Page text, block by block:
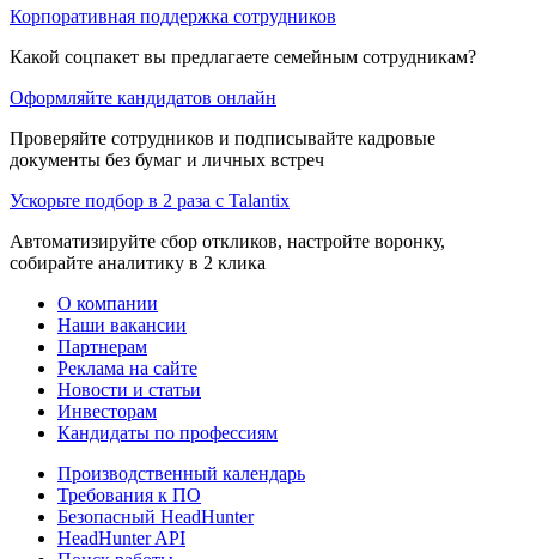
Корпоративная поддержка сотрудников
Какой соцпакет вы предлагаете семейным сотрудникам?
Оформляйте кандидатов онлайн
Проверяйте сотрудников и подписывайте кадровые
документы без бумаг и личных встреч
Ускорьте подбор в 2 раза с Talantix
Автоматизируйте сбор откликов, настройте воронку,
собирайте аналитику в 2 клика
О компании
Наши вакансии
Партнерам
Реклама на сайте
Новости и статьи
Инвесторам
Кандидаты по профессиям
Производственный календарь
Требования к ПО
Безопасный HeadHunter
HeadHunter API